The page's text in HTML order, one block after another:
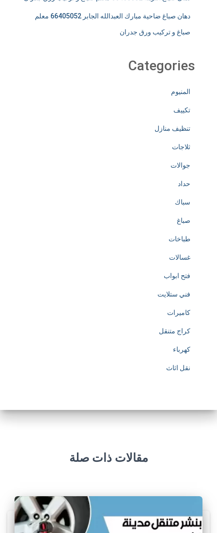
دهان صباغ ضاحية مبارك العبدالله الجابر 66405052 معلم
صباغ و تركيب ورق جدران
Categories
المنيوم
تكييف
تنظيف منازل
ثلاجات
جوالات
حداد
سباك
صباغ
طباخات
غسالات
فتح ابواب
فني ستلايت
كاميرات
كراج متنقل
كهرباء
نقل اثاث
مقالات ذات صلة